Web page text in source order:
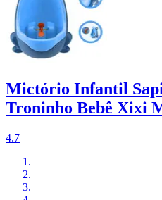
Mictório Infantil
Troninho Bebê Xixi
4.7